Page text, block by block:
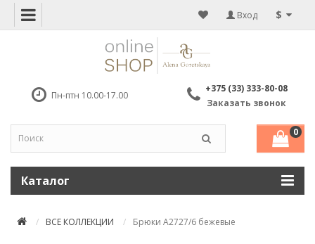
$
Вход
Пн-птн 10.00-17.00
+375 (33) 333-80-08
Заказать звонок
0
Каталог
ВСЕ КОЛЛЕКЦИИ Брюки А2727/6 бежевые